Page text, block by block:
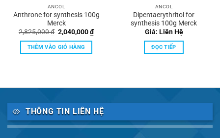
ANCOL
Anthrone for synthesis 100g
Merck
2,825,000₫ Giá
gốc
là:
2,825,000 ₫.
2,040,000₫Giá
hiện
THÊM VÀO GIỎ HÀNG
ANCOL
Dipentaerythritol for
synthesis 100g Merck
Giá: Liên Hệ
ĐỌC TIẾP
THÔNG TIN LIÊN HỆ